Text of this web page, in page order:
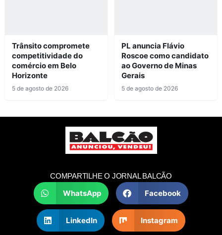
Trânsito compromete
competitividade do
comércio em Belo
Horizonte
5 de agosto de 2026
PL anuncia Flávio
Roscoe como candidato
ao Governo de Minas
Gerais
5 de agosto de 2026
COMPARTILHE O JORNAL BALCÃO
WhatsApp Facebook
LinkedIn Instagram